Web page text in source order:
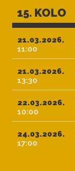
15. KOLO
21.03.2026.
11:00
21.03.2026.
13:30
22.03.2026.
10:00
24.03.2026.
17:00